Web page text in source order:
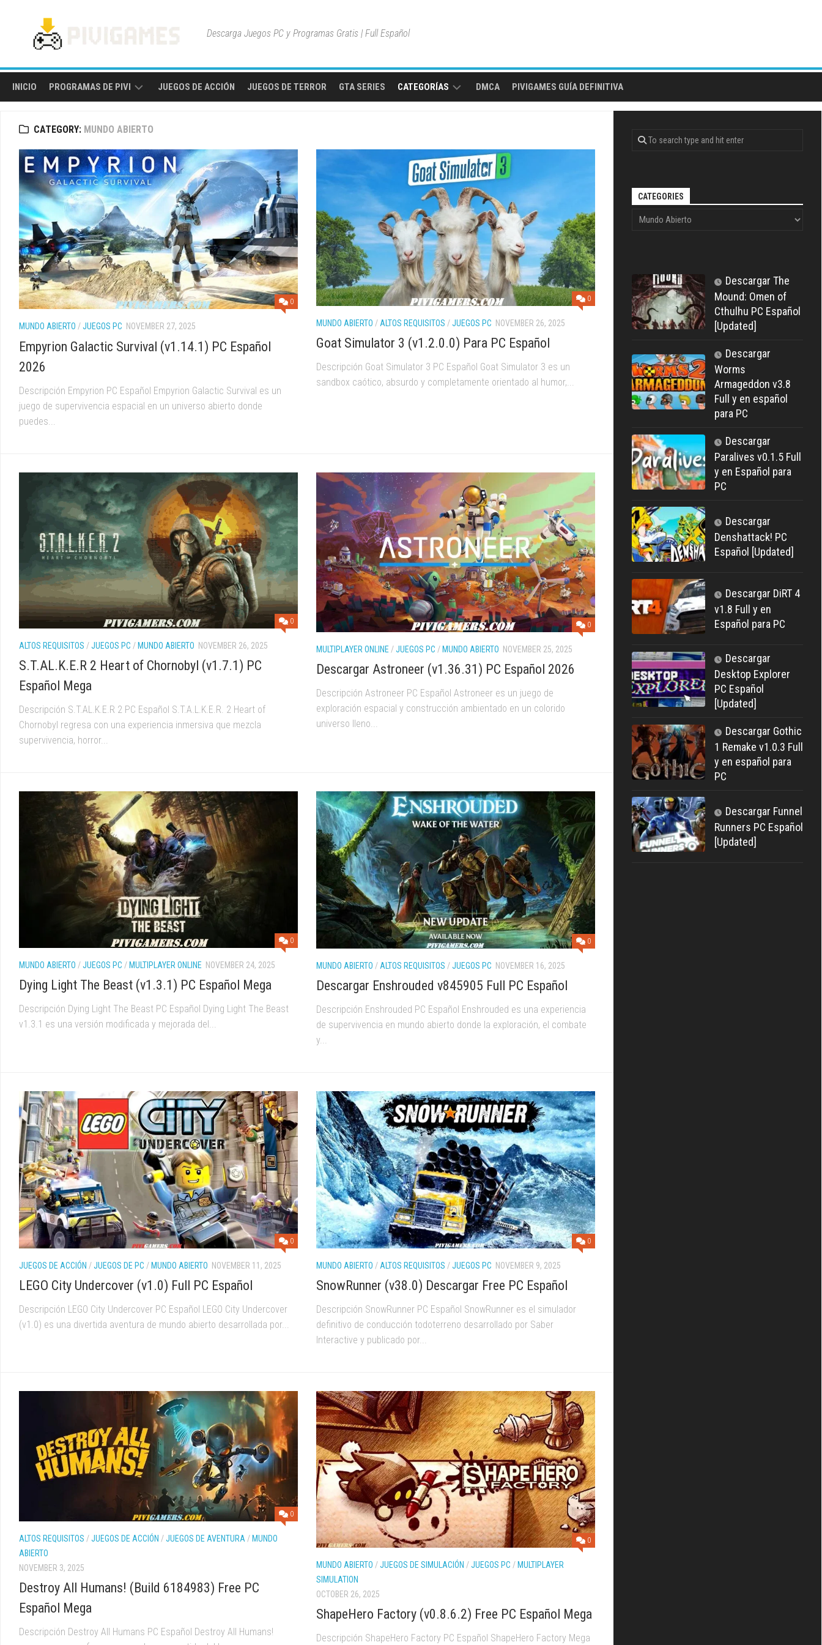
Descarga Juegos PC y Programas Gratis | Full Español
INICIO PROGRAMAS DE PIVI
Y
JUEGOS DE ACCIÓN JUEGOS DE TERROR GTA SERIES CATEGORÍAS
MUNDO
ABIERTO
JUEGOS
DE
AVENTURA
JUEGOS
DE
ACCIÓN
ALTOS
REQUISITOS
DMCA PIVIGAMES GUÍA DEFINITIVA
CATEGORY: MUNDO ABIERTO
0
MUNDO ABIERTO /JUEGOS PC NOVEMBER 27, 2025
Empyrion Galactic Survival (v1.14.1) PC Español
2026
Descripción Empyrion PC Español Empyrion Galactic Survival es un
juego de supervivencia espacial en un universo abierto donde
puedes...
0
MUNDO ABIERTO / ALTOS REQUISITOS /JUEGOS PC NOVEMBER 26, 2025
Goat Simulator 3 (v1.2.0.0) Para PC Español
Descripción Goat Simulator 3 PC Español Goat Simulator 3 es un
sandbox caótico, absurdo y completamente orientado al humor,...
0
ALTOS REQUISITOS /JUEGOS PC / MUNDO ABIERTO NOVEMBER 26, 2025
S.T.AL.K.E.R 2 Heart of Chornobyl (v1.7.1) PC
Español Mega
Descripción S.T.AL.K.E.R 2 PC Español S.T.A.L.K.E.R. 2 Heart of
Chornobyl regresa con una experiencia inmersiva que mezcla
supervivencia, horror...
0
MULTIPLAYER ONLINE /JUEGOS PC / MUNDO ABIERTO NOVEMBER 25, 2025
Descargar Astroneer (v1.36.31) PC Español 2026
Descripción Astroneer PC Español Astroneer es un juego de
exploración espacial y construcción ambientado en un colorido
universo lleno...
0
MUNDO ABIERTO /JUEGOS PC / MULTIPLAYER ONLINE NOVEMBER 24, 2025
Dying Light The Beast (v1.3.1) PC Español Mega
Descripción Dying Light The Beast PC Español Dying Light The Beast
v1.3.1 es una versión modificada y mejorada del...
0
MUNDO ABIERTO / ALTOS REQUISITOS /JUEGOS PC NOVEMBER 16, 2025
Descargar Enshrouded v845905 Full PC Español
Descripción Enshrouded PC Español Enshrouded es una experiencia
de supervivencia en mundo abierto donde la exploración, el combate
y...
0
JUEGOS DE ACCIÓN /JUEGOS DE PC /MUNDO ABIERTO NOVEMBER 11, 2025
LEGO City Undercover (v1.0) Full PC Español
Descripción LEGO City Undercover PC Español LEGO City Undercover
(v1.0) es una divertida aventura de mundo abierto desarrollada por...
0
MUNDO ABIERTO / ALTOS REQUISITOS /JUEGOS PC NOVEMBER 9, 2025
SnowRunner (v38.0) Descargar Free PC Español
Descripción SnowRunner PC Español SnowRunner es el simulador
definitivo de conducción todoterreno desarrollado por Saber
Interactive y publicado por...
0
ALTOS REQUISITOS /JUEGOS DE ACCIÓN /JUEGOS DE AVENTURA / MUNDO
ABIERTO
NOVEMBER 3, 2025
Destroy All Humans! (Build 6184983) Free PC
Español Mega
Descripción Destroy All Humans PC Español Destroy All Humans!
0
MUNDO ABIERTO /JUEGOS DE SIMULACIÓN /JUEGOS PC / MULTIPLAYER
SIMULATION
OCTOBER 26, 2025
ShapeHero Factory (v0.8.6.2) Free PC Español Mega
Descripción ShapeHero Factory PC Español ShapeHero Factory Mega
CATEGORIES
Descargar The
Mound: Omen of
Cthulhu PC Español
[Updated]
Descargar
Worms
Armageddon v3.8
Full y en español
para PC
Descargar
Paralives v0.1.5 Full
y en Español para
PC
Descargar
Denshattack! PC
Español [Updated]
Descargar DiRT 4
v1.8 Full y en
Español para PC
Descargar
Desktop Explorer
PC Español
[Updated]
Descargar Gothic
1 Remake v1.0.3 Full
y en español para
PC
Descargar Funnel
Runners PC Español
[Updated]